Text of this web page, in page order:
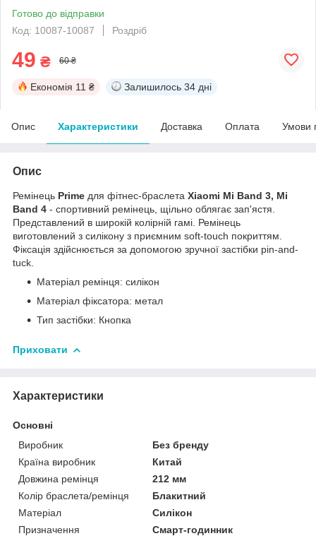
Готово до відправки
Код: 10087-10087
Роздріб
49 ₴ 60 ₴
Економія 11 ₴ Залишилось 34 дні
Опис Характеристики Доставка Оплата Умови
Опис
Ремінець Prime для фітнес-браслета Xiaomi Mi Band 3, Mi
Band 4 - спортивний ремінець, щільно облягає зап'ястя.
Представлений в широкій колірній гамі. Ремінець
виготовлений з силікону з приємним soft-touch покриттям.
Фіксація здійснюється за допомогою зручної застібки pin-and-
tuck.
Матеріал ремінця: силікон
Матеріал фіксатора: метал
Тип застібки: Кнопка
Приховати
Характеристики
Основні
Виробник
Без бренду
Країна виробник
Китай
Довжина ремінця
212 мм
Колір браслета/ремінця
Блакитний
Матеріал
Силікон
Призначення
Смарт-годинник